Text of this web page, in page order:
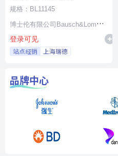
规格：BL11145
博士伦有限公司Bausch&Lomb
Incorporated
登录可见
站点经销 上海瑞德
品牌中心